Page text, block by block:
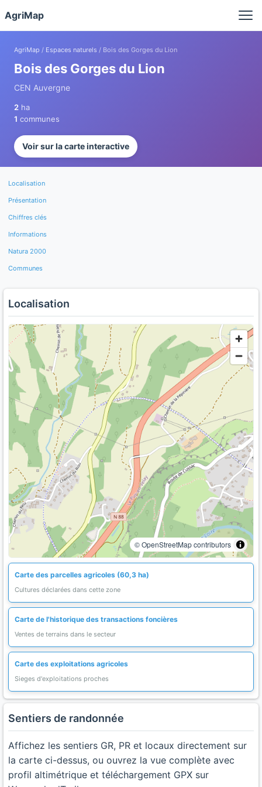
AgriMap
AgriMap / Espaces naturels / Bois des Gorges du Lion
Bois des Gorges du Lion
CEN Auvergne
2 ha
1 communes
Voir sur la carte interactive
Localisation
Présentation
Chiffres clés
Informations
Natura 2000
Communes
Localisation
© OpenStreetMap contributors
Carte des parcelles agricoles (60,3 ha)
Cultures déclarées dans cette zone
Carte de l'historique des transactions foncières
Ventes de terrains dans le secteur
Carte des exploitations agricoles
Sieges d'exploitations proches
Sentiers de randonnée
Affichez les sentiers GR, PR et locaux directement sur
la carte ci-dessus, ou ouvrez la vue complète avec
profil altimétrique et téléchargement GPX sur